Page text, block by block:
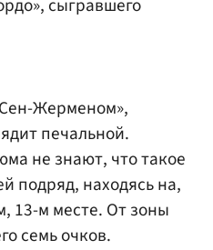
Жерменом»,
печальной.
не знают, что такое
подряд, находясь на,
13-м месте. От зоны
семь очков.